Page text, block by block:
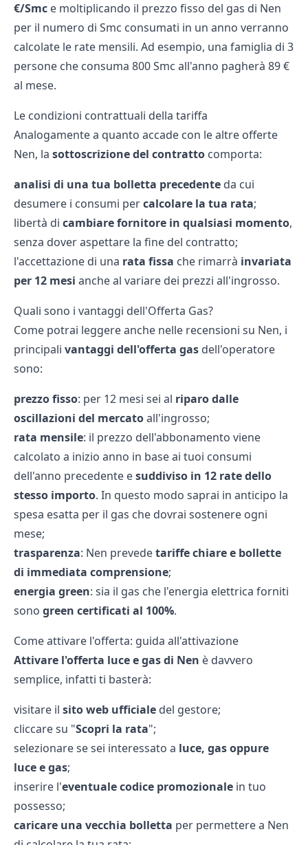
€/Smc e moltiplicando il prezzo fisso del gas di Nen
per il numero di Smc consumati in un anno verranno
calcolate le rate mensili. Ad esempio, una famiglia di 3
persone che consuma 800 Smc all'anno pagherà 89 €
al mese.
Le condizioni contrattuali della tariffa
Analogamente a quanto accade con le altre offerte
Nen, la sottoscrizione del contratto comporta:
analisi di una tua bolletta precedente da cui
desumere i consumi percalcolare la tua rata;
libertà di cambiare fornitore in qualsiasi momento,
senza dover aspettare la fine del contratto;
l'accettazione di una rata fissa che rimarrà invariata
per 12 mesi anche al variare dei prezzi all'ingrosso.
Quali sono i vantaggi dell'Offerta Gas?
Come potrai leggere anche nelle recensioni su Nen, i
principali vantaggi dell'offerta gas dell'operatore
sono:
prezzo fisso: per 12 mesi sei al riparo dalle
oscillazioni del mercatoall'ingrosso;
rata mensile: il prezzo dell'abbonamento viene
calcolato a inizio anno in base ai tuoi consumi
dell'anno precedente esuddiviso in 12 rate dello
stesso importo. In questo modo saprai in anticipo la
spesa esatta per il gas che dovrai sostenere ogni
mese;
trasparenza: Nen prevedetariffe chiare e bollette
di immediata comprensione;
energia green: sia il gas che l'energia elettrica forniti
sono green certificati al 100%.
Come attivare l'offerta: guida all'attivazione
Attivare l'offerta luce e gas di Nen è davvero
semplice, infatti ti basterà:
visitare il sito web ufficiale del gestore;
cliccare su "Scopri la rata";
selezionare se sei interessato a luce, gas oppure
luce e gas;
inserire l'eventuale codice promozionale in tuo
possesso;
caricare una vecchia bolletta per permettere a Nen